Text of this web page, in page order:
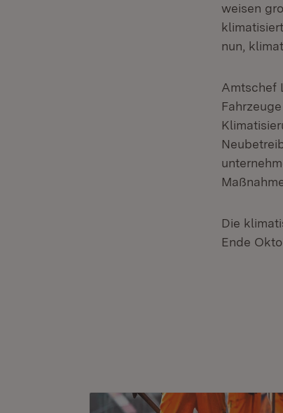
weisen
nun,
Amtschef
Die
Ende